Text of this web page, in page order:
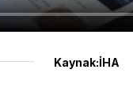
Kaynak:İHA